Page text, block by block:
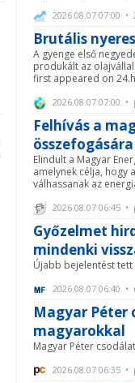
2026.08.07 07:00 •
Brutális
A gyenge első
produkált az
first appeared on
2026.08.07 07:00
Felhívás a
Elindult a Magyar
amelynek célja, hogy
válhassanak az
2026.08.07 06:45
Győzelmet
mindenki
Újabb bejelentést tett
2026.08.07 06:40
Magyar Péter
magyarokkal
Magyar Péter
2026.08.07 06:35